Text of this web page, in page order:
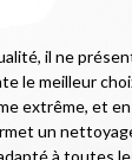
il ne
le meilleur
extrême, et
un